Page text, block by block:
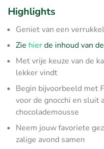
Highlights
Geniet van een
Zie hierde inhoud van
Met vrije keuze van de
lekker vindt
Begin bijvoorbeeld met
voor de gnocchi en sluit
chocolademousse
Neem jouw favoriete
zalige avond samen